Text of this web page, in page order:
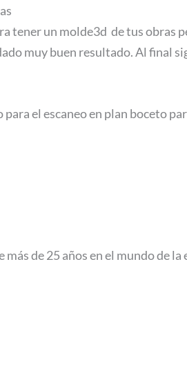
tener un molde3d de tus obras
muy buen resultado. Al final
el escaneo en plan boceto
más de 25 años en el mundo de